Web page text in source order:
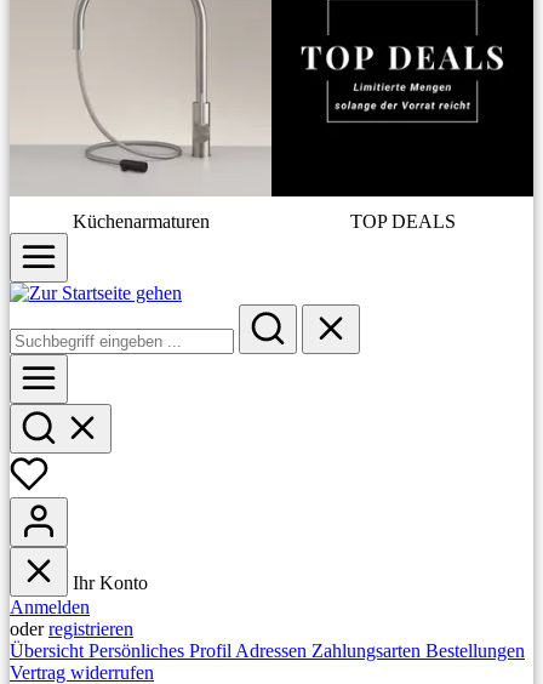
Küchenarmaturen TOP DEALS
Ihr Konto
Anmelden
oderregistrieren
Übersicht Persönliches Profil Adressen Zahlungsarten Bestellungen
Vertrag widerrufen